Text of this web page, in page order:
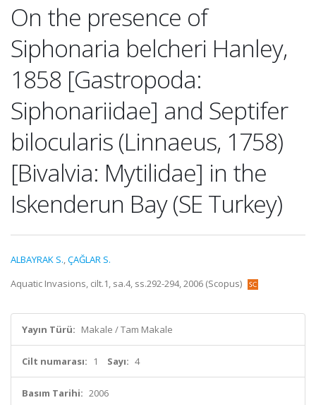
On the presence of
Siphonaria belcheri Hanley,
1858 [Gastropoda:
Siphonariidae] and Septifer
bilocularis (Linnaeus, 1758)
[Bivalvia: Mytilidae] in the
Iskenderun Bay (SE Turkey)
ALBAYRAK S.,ÇAĞLAR S.
Aquatic Invasions, cilt.1, sa.4, ss.292-294, 2006 (Scopus)
Yayın Türü: Makale / Tam Makale
Cilt numarası: 1 Sayı: 4
Basım Tarihi: 2006